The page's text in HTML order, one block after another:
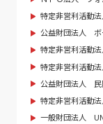
特定非営利活動
公益財団法人 ボ
特定非営利活動
特定非営利活動
公益財団法人 民
特定非営利活動
一般財団法人